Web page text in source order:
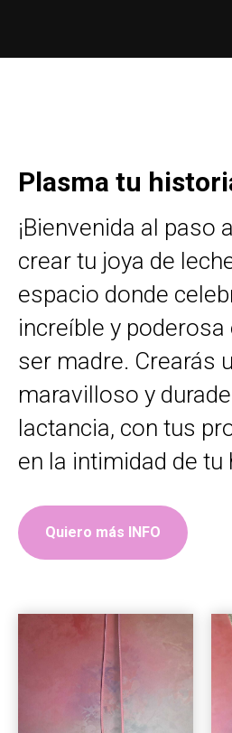
Plasma tu
¡Bienvenida al paso
crear tu joya de
espacio donde
increíble y
ser madre. Crearás
maravilloso y
lactancia, con tus
en la intimidad de tu
Quiero más INFO